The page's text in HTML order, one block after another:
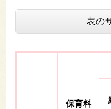
表の
保育料